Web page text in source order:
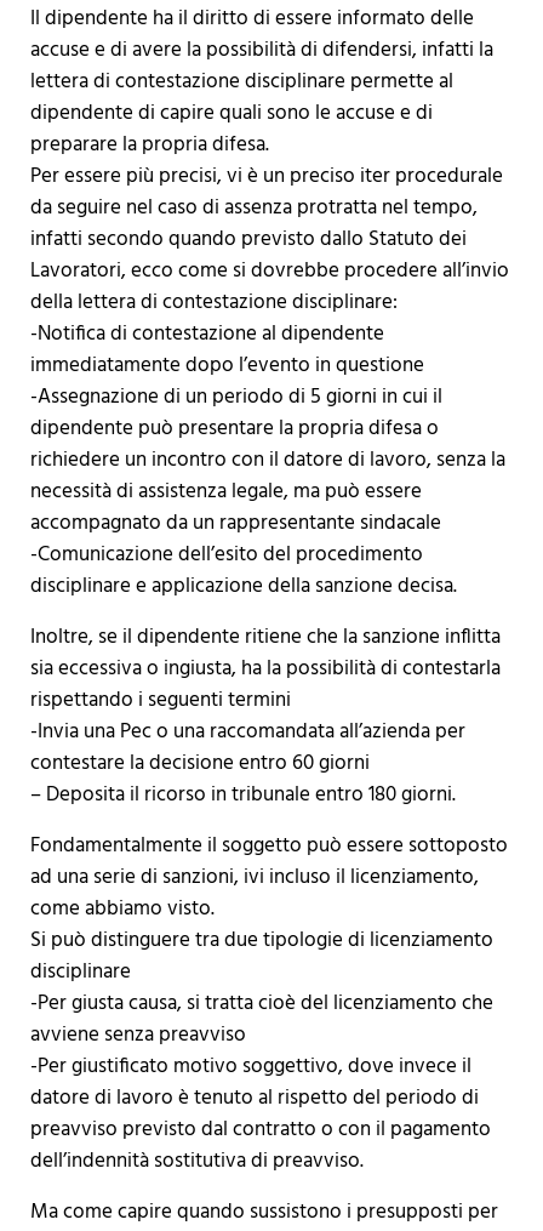
Il dipendente ha il diritto di essere informato delle
accuse e di avere la possibilità di difendersi, infatti la
lettera di contestazione disciplinare permette al
dipendente di capire quali sono le accuse e di
preparare la propria difesa.
Per essere più precisi, vi è un preciso iter procedurale
da seguire nel caso di assenza protratta nel tempo,
infatti secondo quando previsto dallo Statuto dei
Lavoratori, ecco come si dovrebbe procedere all’invio
della lettera di contestazione disciplinare:
-Notifica di contestazione al dipendente
immediatamente dopo l’evento in questione
-Assegnazione di un periodo di 5 giorni in cui il
dipendente può presentare la propria difesa o
richiedere un incontro con il datore di lavoro, senza la
necessità di assistenza legale, ma può essere
accompagnato da un rappresentante sindacale
-Comunicazione dell’esito del procedimento
disciplinare e applicazione della sanzione decisa.
Inoltre, se il dipendente ritiene che la sanzione inflitta
sia eccessiva o ingiusta, ha la possibilità di contestarla
rispettando i seguenti termini
-Invia una Pec o una raccomandata all’azienda per
contestare la decisione entro 60 giorni
– Deposita il ricorso in tribunale entro 180 giorni.
Fondamentalmente il soggetto può essere sottoposto
ad una serie di sanzioni, ivi incluso il licenziamento,
come abbiamo visto.
Si può distinguere tra due tipologie di licenziamento
disciplinare
-Per giusta causa, si tratta cioè del licenziamento che
avviene senza preavviso
-Per giustificato motivo soggettivo, dove invece il
datore di lavoro è tenuto al rispetto del periodo di
preavviso previsto dal contratto o con il pagamento
dell’indennità sostitutiva di preavviso.
Ma come capire quando sussistono i presupposti per